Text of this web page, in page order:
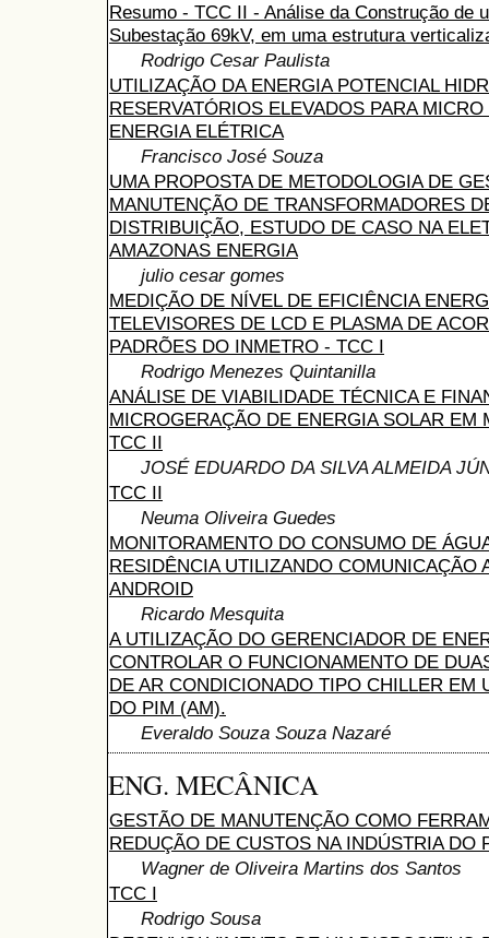
Resumo - TCC II - Análise da Construção de
Subestação 69kV, em uma estrutura
Rodrigo Cesar Paulista
UTILIZAÇÃO DA ENERGIA POTENCIAL
RESERVATÓRIOS ELEVADOS PARA
ENERGIA ELÉTRICA
Francisco José Souza
UMA PROPOSTA DE METODOLOGIA DE
MANUTENÇÃO DE TRANSFORMADORES
DISTRIBUIÇÃO, ESTUDO DE CASO NA
AMAZONAS ENERGIA
julio cesar gomes
MEDIÇÃO DE NÍVEL DE EFICIÊNCIA
TELEVISORES DE LCD E PLASMA DE
PADRÕES DO INMETRO - TCC I
Rodrigo Menezes Quintanilla
ANÁLISE DE VIABILIDADE TÉCNICA E
MICROGERAÇÃO DE ENERGIA SOLAR EM
TCC II
JOSÉ EDUARDO DA SILVA ALMEIDA
TCC II
Neuma Oliveira Guedes
MONITORAMENTO DO CONSUMO DE
RESIDÊNCIA UTILIZANDO COMUNICAÇÃO
ANDROID
Ricardo Mesquita
A UTILIZAÇÃO DO GERENCIADOR DE
CONTROLAR O FUNCIONAMENTO DE
DE AR CONDICIONADO TIPO CHILLER EM
DO PIM (AM).
Everaldo Souza Souza Nazaré
ENG. MECÂNICA
GESTÃO DE MANUTENÇÃO COMO
REDUÇÃO DE CUSTOS NA INDÚSTRIA DO
Wagner de Oliveira Martins dos Santos
TCC I
Rodrigo Sousa